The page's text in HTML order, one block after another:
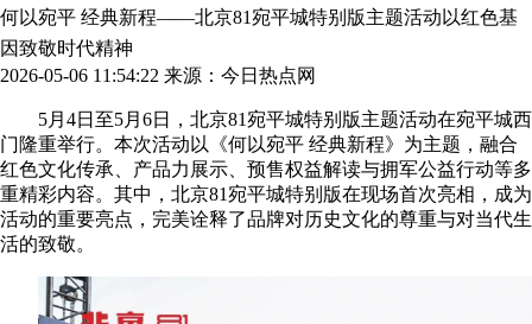
何以宛平 经典新程——北京81宛平城特别版主题活动以红色基
因致敬时代精神
2026-05-06 11:54:22 来源：今日热点网
5月4日至5月6日，北京81宛平城特别版主题活动在宛平城西
门隆重举行。本次活动以《何以宛平 经典新程》为主题，融合
红色文化传承、产品力展示、预售权益解读与拥军公益行动等多
重精彩内容。其中，北京81宛平城特别版在现场首次亮相，成为
活动的重要亮点，完美诠释了品牌对历史文化的尊重与对当代生
活的致敬。